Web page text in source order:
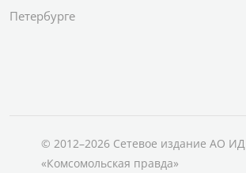
Петербурге
© 2012–2026 Сетевое издание АО ИД
«Комсомольская правда»